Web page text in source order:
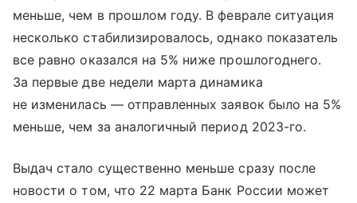
меньше, чем в прошлом году. В феврале ситуация
несколько стабилизировалось, однако показатель
все равно оказался на 5% ниже прошлогоднего.
За первые две недели марта динамика
не изменилась — отправленных заявок было на 5%
меньше, чем за аналогичный период 2023-го.
Выдач стало существенно меньше сразу после
новости о том, что 22 марта Банк России может